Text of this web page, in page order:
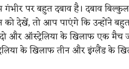
गंभीर पर बहुत दबाव है। दबाव
को देखें, तो आप पाएंगे कि उन्होंने
और ऑस्ट्रेलिया के खिलाफ एक मैच
के खिलाफ तीन और इंग्लैंड के